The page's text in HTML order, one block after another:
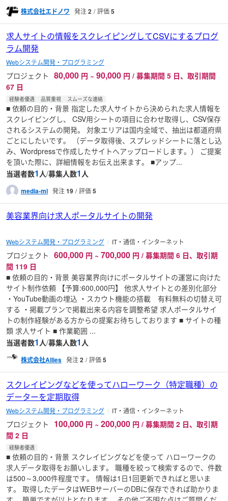
株式会社エドノワ 発注2 評価5
求人サイトの情報をスクレイピングしてCSVにするプログ
ラム開発
Webシステム開発・プログラミング
プロジェクト 80,000 円 ~ 90,000 円 / 募集期間 5 日、取引期間
67 日
経験者優遇 品質重視 スムーズな連絡
■ 依頼の目的・背景 指定した求人サイトから決められた求人情報を
スクレイピングし、 CSV用シートの項目に合わせ取得し、CSV保存
されるシステムの開発。 対象エリアは国内全域で、抽出は都道府県
ごとにしたいです。 （データ取得後、スプレッドシートに落とし込
み、Wordpressで作成したサイトへアップロードします。） ご提案
を頂いた際に、詳細情報をお伝え出来ます。 ■アップ...
当選者数1 人/募集人数1 人
media-ml 発注19 評価5
美容業界向け求人ポータルサイトの開発
Webシステム開発・プログラミング IT・通信・インターネット
プロジェクト 600,000 円 ~ 700,000 円 / 募集期間 6 日、取引期
間 119 日
■ 依頼の目的・背景 美容業界向けにポータルサイトの運営に向けた
サイト制作依頼 【予算:600,000円】 他求人サイトとの差別化部分
・YouTube動画の埋込 ・スカウト機能の搭載 有料無料の切替え可
する ・掲載プランで掲載出来る内容を調整希望 求人ポータルサイ
トの制作経験がある方からの提案お待ちしております ■ サイトの種
類 求人サイト ■ 作業範囲 ...
当選者数1 人/募集人数1 人
株式会社Allies 発注2 評価5
スクレイピングなどを使ってハローワーク（特定職種）の
データーを定期取得
Webシステム開発・プログラミング IT・通信・インターネット
プロジェクト 100,000 円 ~ 200,000 円 / 募集期間 2 日、取引期
間 2 日
経験者優遇
■ 依頼の目的・背景 スクレイピングなどを使って ハローワークの
求人データ取得をお願いします。 職種を絞って検索するので、件数
は500～3,000件程度です。 情報は1日1回更新できればと思いま
す。 取得したデータはWEBサーバーのDBに保存できれば助かりま